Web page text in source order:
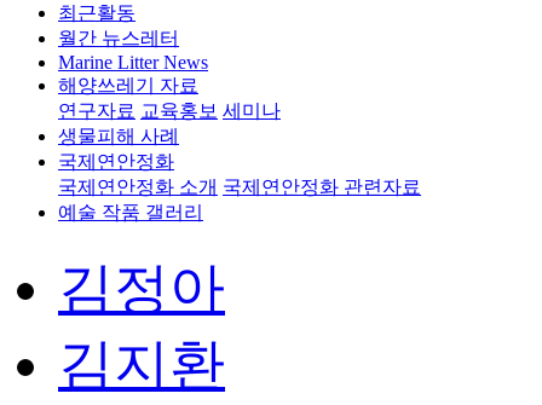
최근활동
월간 뉴스레터
Marine Litter News
해양쓰레기 자료
연구자료 교육홍보 세미나
생물피해 사례
국제연안정화
국제연안정화 소개 국제연안정화 관련자료
예술 작품 갤러리
김정아
김지환